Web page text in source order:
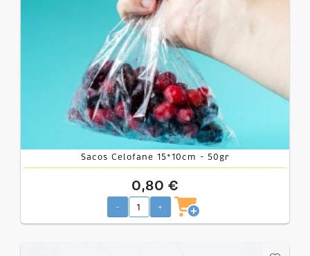
Sacos Celofane 15*10cm - 50gr
0,80 €
- +